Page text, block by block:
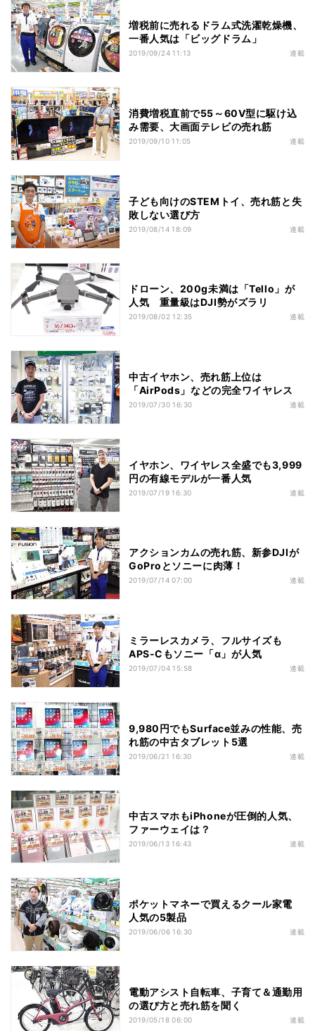
増税前に売れるドラム式洗濯乾燥機、
一番人気は「ビッグドラム」
2019/09/24 11:13 連載
消費増税直前で55～60V型に駆け込
み需要、大画面テレビの売れ筋
2019/09/10 11:05 連載
子ども向けのSTEMトイ、売れ筋と失
敗しない選び方
2019/08/14 18:09 連載
ドローン、200g未満は「Tello」が
人気 重量級はDJI勢がズラリ
2019/08/02 12:35 連載
中古イヤホン、売れ筋上位は
「AirPods」などの完全ワイヤレス
2019/07/30 16:30 連載
イヤホン、ワイヤレス全盛でも3,999
円の有線モデルが一番人気
2019/07/19 16:30 連載
アクションカムの売れ筋、新参DJIが
GoProとソニーに肉薄！
2019/07/14 07:00 連載
ミラーレスカメラ、フルサイズも
APS-Cもソニー「α」が人気
2019/07/04 15:58 連載
9,980円でもSurface並みの性能、売
れ筋の中古タブレット5選
2019/06/21 16:30 連載
中古スマホもiPhoneが圧倒的人気、
ファーウェイは？
2019/06/13 16:43 連載
ポケットマネーで買えるクール家電
人気の5製品
2019/06/06 16:30 連載
電動アシスト自転車、子育て＆通勤用
の選び方と売れ筋を聞く
2019/05/18 06:00 連載